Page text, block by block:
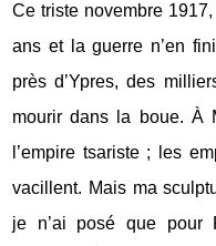
Ce triste novembre
ans et la guerre n’en
près d’Ypres, des
mourir dans la boue. À
l’empire tsariste ; les
vacillent. Mais ma
je n’ai posé que pour